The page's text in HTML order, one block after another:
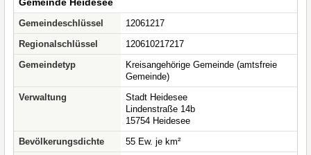
Gemeindeschlüssel
12061217
Regionalschlüssel
120610217217
Gemeindetyp
Kreisangehörige Gemeinde (amtsfreie
Gemeinde)
Verwaltung
Stadt Heidesee
Lindenstraße 14b
15754 Heidesee
Bevölkerungsdichte
55 Ew. je km²